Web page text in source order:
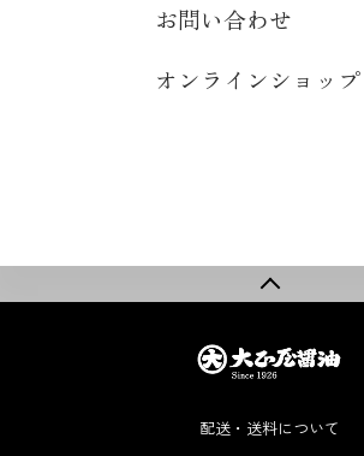
お問い合わせ
オンラインショップ
配送・送料について